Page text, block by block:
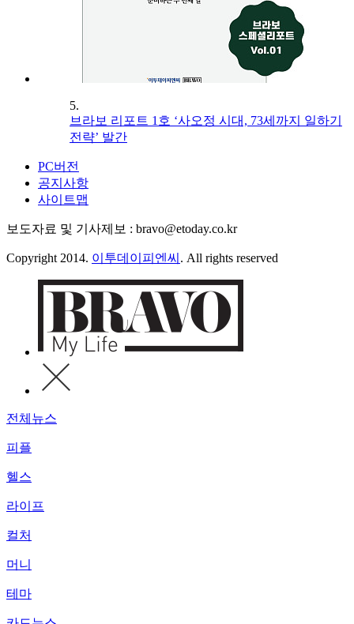
5.
브라보 리포트 1호 ‘사오정 시대, 73세까지 일하기
전략’ 발간
PC버전
공지사항
사이트맵
보도자료 및 기사제보 : bravo@etoday.co.kr
Copyright 2014. 이투데이피엔씨 . All rights reserved
전체뉴스
피플
헬스
라이프
컬처
머니
테마